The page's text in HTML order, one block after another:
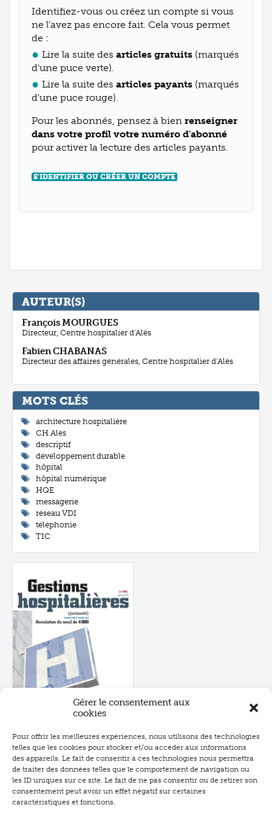
Gérer le consentement aux
cookies
Pour offrir les meilleures expériences, nous utilisons des technologies
telles que les cookies pour stocker et/ou accéder aux informations
des appareils. Le fait de consentir à ces technologies nous permettra
de traiter des données telles que le comportement de navigation ou
les ID uniques sur ce site. Le fait de ne pas consentir ou de retirer son
consentement peut avoir un effet négatif sur certaines
caractéristiques et fonctions.
Identifiez-vous ou créez un compte si vous
ne l'avez pas encore fait. Cela vous permet
de :
Lire la suite des articles gratuits (marqués
d'une puce verte).
Lire la suite des articles payants (marqués
d'une puce rouge).
Pour les abonnés, pensez à bien renseigner
dans votre profil votre numéro d'abonné
pour activer la lecture des articles payants.
S'IDENTIFIER OU CRÉER UN COMPTE
AUTEUR(S)
FrançoisMOURGUES
Directeur, Centre hospitalier d'Alès
FabienCHABANAS
Directeur des affaires générales, Centre hospitalier d'Alès
MOTS CLÉ
architecture hospitalière
CH Alès
descriptif
développement durable
hôpital
hôpital numérique
HQE
messagerie
réseau VDI
téléphonie
TIC
Numéro 495- avril 2010
P.232